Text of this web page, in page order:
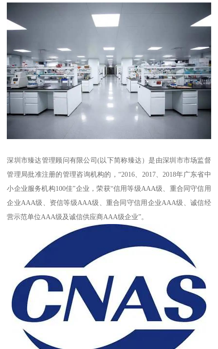
深圳市臻达管理顾问有限公司(以下简称臻达）是由深圳市市场监督
管理局批准注册的管理咨询机构的，“2016、2017、2018年广东省中
小企业服务机构100佳”企业，荣获“信用等级AAA级、重合同守信用
企业AAA级、资信等级AAA级、重合同守信用企业AAA级、诚信经
营示范单位AAA级及诚信供应商AAA级企业”。